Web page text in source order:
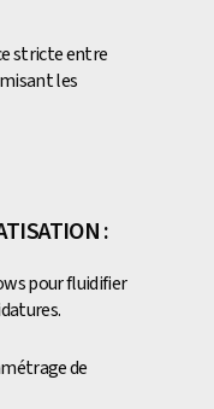
stricte entre
les
:
pour fluidifier
de